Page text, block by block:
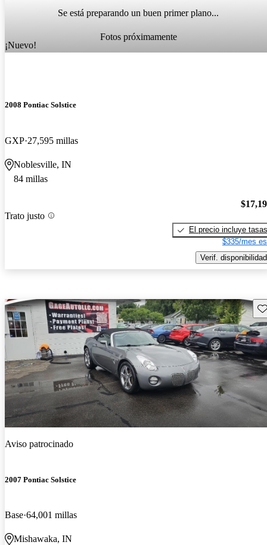
Se está preparando un buen primer plano...
Fotos próximamente
¡Nuevo!
2008 Pontiac Solstice
GXP 27,595 millas
Noblesville, IN
84 millas
Trato justo
El precio incluye tasas
$335/mes
Verif. disponibilidad
Aviso patrocinado
2007 Pontiac Solstice
Base 64,001 millas
Mishawaka, IN